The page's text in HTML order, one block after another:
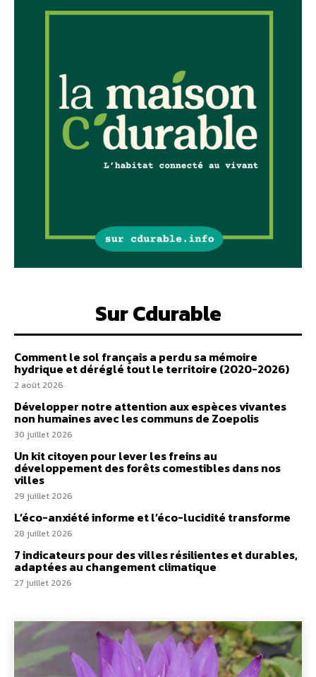
Sur Cdurable
Comment le sol français a perdu sa mémoire
hydrique et déréglé tout le territoire (2020-2026)
2 août 2026
Développer notre attention aux espèces vivantes
non humaines avec les communs de Zoepolis
30 juillet 2026
Un kit citoyen pour lever les freins au
développement des forêts comestibles dans nos
villes
29 juillet 2026
L’éco-anxiété informe et l’éco-lucidité transforme
28 juillet 2026
7 indicateurs pour des villes résilientes et durables,
adaptées au changement climatique
27 juillet 2026